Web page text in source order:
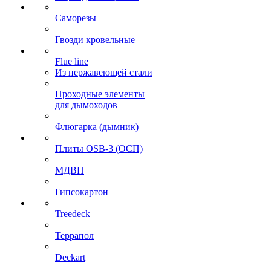
Саморезы
Гвозди кровельные
Flue line
Из нержавеющей стали
Проходные элементы
для дымоходов
Флюгарка (дымник)
Плиты OSB-3 (ОСП)
МДВП
Гипсокартон
Treedeck
Террапол
Deckart